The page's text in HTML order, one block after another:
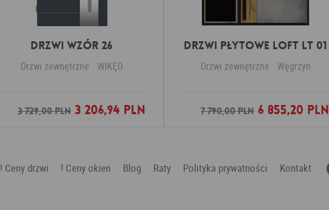
Drzwi Wzór 26
Drzwi zewnętrzne WIKĘD
3 729,00 PLN3 206,94 PLN
Dodaj do ulubionych
DRZWI PŁYTOWE LOFT LT 01
Drzwi zewnętrzne Węgrzyn
7 790,00 PLN6 855,20 PLN
Dodaj do ulubionych
! Ceny drzwi ! Ceny okien Blog Raty Polityka prywatności
Kontakt